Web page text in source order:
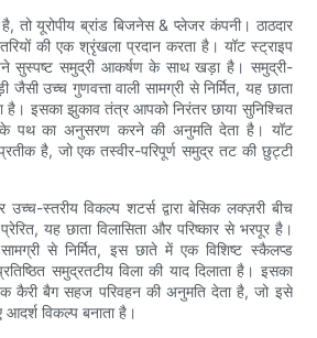
तो यूरोपीय ब्रांड बिजनेस & प्लेजर कंपनी। ठाठदार
की एक श्रृंखला प्रदान करता है। यॉट स्ट्राइप
सुस्पष्ट समुद्री आकर्षण के साथ खड़ा है। समुद्री-
उच्च गुणवत्ता वाली सामग्री से निर्मित, यह छाता
है। इसका झुकाव तंत्र आपको निरंतर छाया सुनिश्चित
पथ का अनुसरण करने की अनुमति देता है। यॉट
है, जो एक तस्वीर-परिपूर्ण समुद्र तट की छुट्टी
स्तरीय विकल्प शटर्स द्वारा बेसिक लक्ज़री बीच
यह छाता विलासिता और परिष्कार से भरपूर है।
से निर्मित, इस छाते में एक विशिष्ट स्कैलप्ड
समुद्रतटीय विला की याद दिलाता है। इसका
कैरी बैग सहज परिवहन की अनुमति देता है, जो इसे
विकल्प बनाता है।